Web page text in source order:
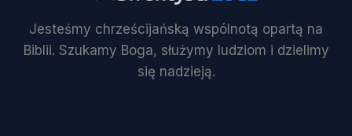
Jesteśmy chrześcijańską wspólnotą opartą na
Biblii. Szukamy Boga, służymy ludziom i dzielimy
się nadzieją.